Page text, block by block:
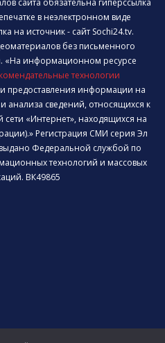
сайта обязательна гиперссылка
в неэлектронном виде
на источник - сайт Sochi24.tv.
без письменного
«На информационном ресурсе
технологии
предоставления информации на
анализа сведений, относящихся к
сети «Интернет», находящихся на
Регистрация СМИ серия Эл
Федеральной службой по
технологий и массовых
ВК49865